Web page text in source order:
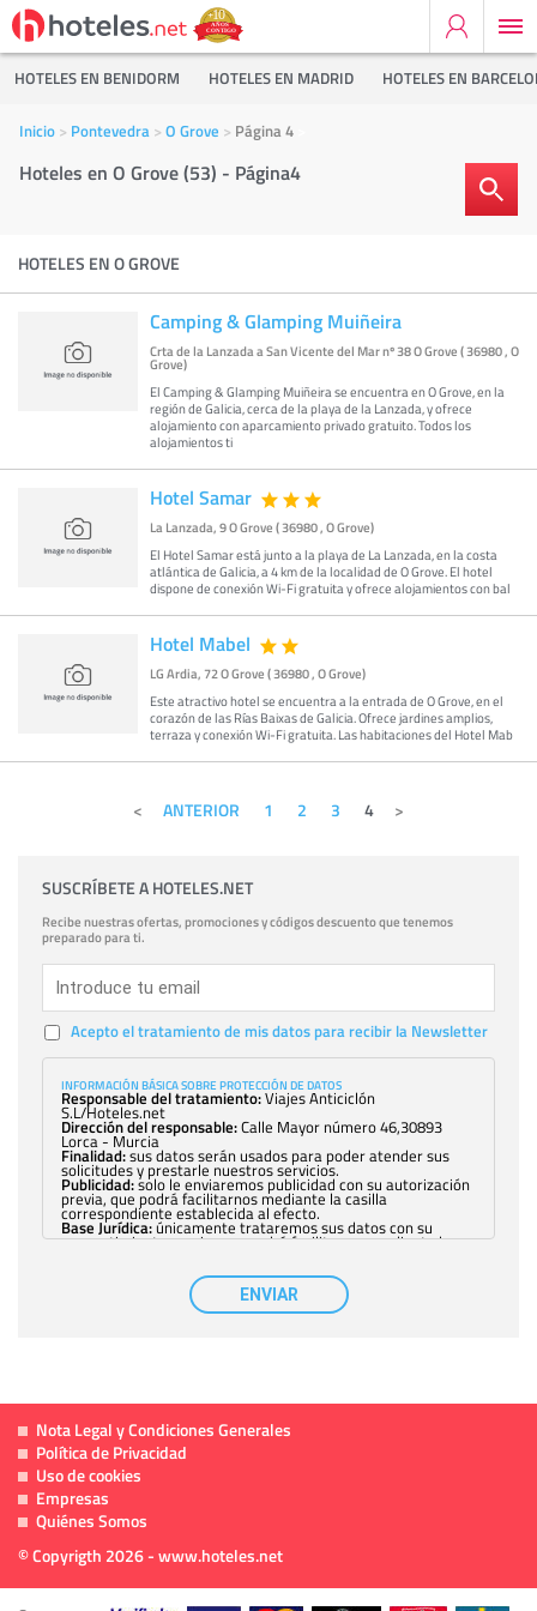
HOTELES EN BENIDORM HOTELES EN MADRID HOTELES EN
Inicio Pontevedra O Grove Página 4
Hoteles en O Grove (53) - Página4
HOTELES EN O GROVE
Camping & Glamping Muiñeira
Crta de la Lanzada a San Vicente del Mar nº 38 O Grove ( 36980 , O
Grove)
El Camping & Glamping Muiñeira se encuentra en O Grove, en la
región de Galicia, cerca de la playa de la Lanzada, y ofrece
alojamiento con aparcamiento privado gratuito. Todos los
alojamientos ti
Hotel Samar
La Lanzada, 9 O Grove ( 36980 , O Grove)
El Hotel Samar está junto a la playa de La Lanzada, en la costa
atlántica de Galicia, a 4 km de la localidad de O Grove. El hotel
dispone de conexión Wi-Fi gratuita y ofrece alojamientos con bal
Hotel Mabel
LG Ardia, 72 O Grove ( 36980 , O Grove)
Este atractivo hotel se encuentra a la entrada de O Grove, en el
corazón de las Rías Baixas de Galicia. Ofrece jardines amplios,
terraza y conexión Wi-Fi gratuita. Las habitaciones del Hotel Mab
ANTERIOR 1 2 3 4
SUSCRÍBETE A HOTELES.NET
Recibe nuestras ofertas, promociones y códigos descuento que tenemos
preparado para ti.
Acepto el tratamiento de mis datos para recibir la Newsletter
INFORMACIÓN BÁSICA SOBRE PROTECCIÓN DE DATOS
Responsable del tratamiento:Viajes Anticiclón
S.L/Hoteles.net
Dirección del responsable:Calle Mayor número 46,30893
Lorca - Murcia
Finalidad:sus datos serán usados para poder atender sus
solicitudes y prestarle nuestros servicios.
Publicidad:solo le enviaremos publicidad con su autorización
previa, que podrá facilitarnos mediante la casilla
correspondiente establecida al efecto.
Base Jurídica:únicamente trataremos sus datos con su
consentimiento previo, que podrá facilitarnos mediante la
con carácter general, sólo el personal de
nuestra entidad que esté debidamente autorizado podrá
tener conocimiento de la información que le pedimos. No se
comunicarán datos a terceros.
política de privacidad
ENVIAR
Nota Legal y Condiciones Generales
Política de Privacidad
Uso de cookies
Empresas
Quiénes Somos
© Copyrigth 2026 - www.hoteles.net